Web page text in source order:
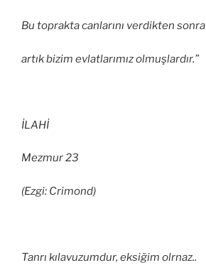
Bu toprakta canlarını verdikten sonra
artık bizim evlatlarımız olmuşlardır.”
İLAHİ
Mezmur 23
(Ezgi: Crimond)
Tanrı kılavuzumdur, eksiğim olrnaz..